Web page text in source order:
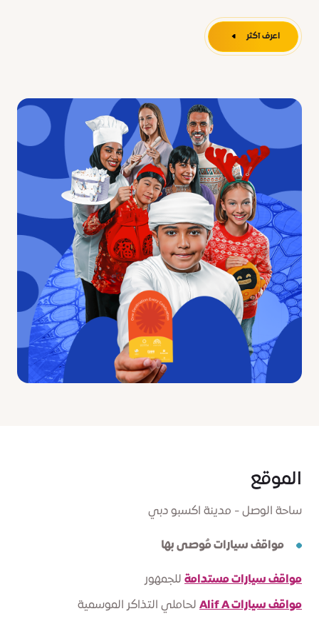
اعرف آكثر
الموقع
ساحة الوصل - مدينة اكسبو دبي
مواقف سيارات مُوصى بها
مواقف سيارات مستدامة للجمهور
مواقف سيارات Alif A
لحاملي التذاكر الموسمية